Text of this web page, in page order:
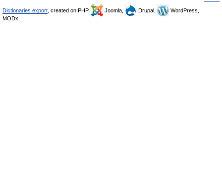
Dictionaries export , created on PHP, Joomla, Drupal,
WordPress,
MODx.